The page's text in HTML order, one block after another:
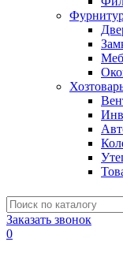
Заказать звонок
0